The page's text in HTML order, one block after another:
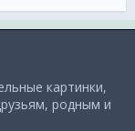
картинки,
родным и